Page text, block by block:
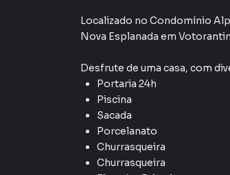
Localizado no Condomínio
Nova Esplanada em
Desfrute de uma casa, com
Portaria 24h
Piscina
Sacada
Porcelanato
Churrasqueira
Churrasqueira